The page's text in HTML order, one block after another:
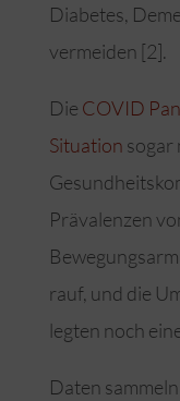
Diabetes,
vermeiden [2].
Die COVID
Situation sogar
Prävalenzen
rauf, und die
legten noch
Daten